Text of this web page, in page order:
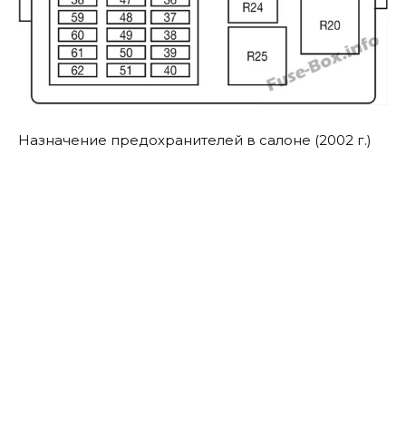
Назначение предохранителей в салоне (2002 г.)